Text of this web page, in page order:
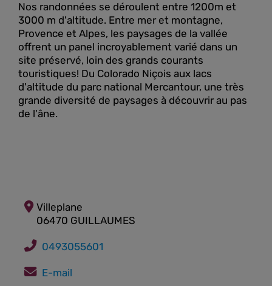
Nos randonnées se déroulent entre 1200m et
3000 m d'altitude. Entre mer et montagne,
Provence et Alpes, les paysages de la vallée
offrent un panel incroyablement varié dans un
site préservé, loin des grands courants
touristiques! Du Colorado Niçois aux lacs
d'altitude du parc national Mercantour, une très
grande diversité de paysages à découvrir au pas
de l'âne.
Villeplane
06470 GUILLAUMES
0493055601
E-mail